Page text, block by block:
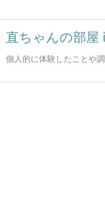
直ちゃんの部屋
個人的に体験したことや